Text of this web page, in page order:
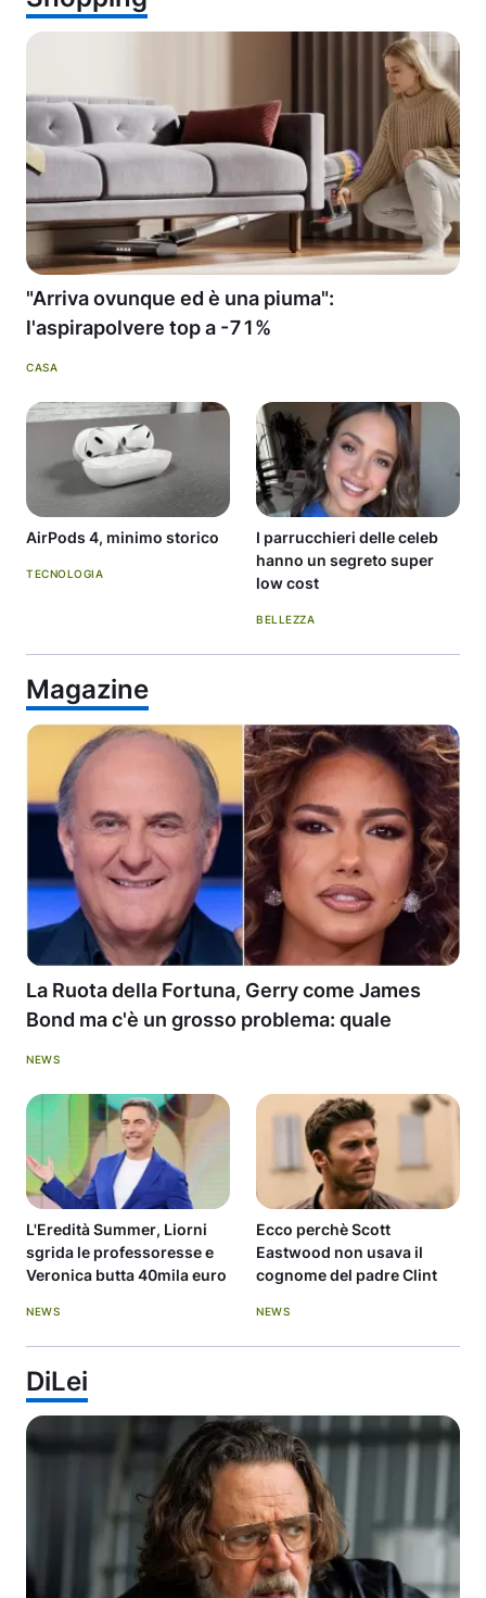
"Arriva ovunque ed è una piuma":
l'aspirapolvere top a -71%
CASA
AirPods 4, minimo storico
TECNOLOGIA
I parrucchieri delle celeb
hanno un segreto super
low cost
BELLEZZA
Magazine
La Ruota della Fortuna, Gerry come James
Bond ma c'è un grosso problema: quale
NEWS
L'Eredità Summer, Liorni
sgrida le professoresse e
Veronica butta 40mila euro
NEWS
Ecco perchè Scott
Eastwood non usava il
cognome del padre Clint
NEWS
DiLei